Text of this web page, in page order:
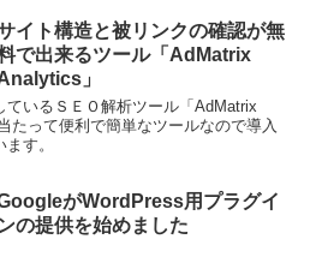
イト構造と被リンクの確認が無
で出来るツール「AdMatrix
」
ているＳＥＯ解析ツール「AdMatrix
たって便利で簡単なツールなので導入
す。
がWordPress用プラグイ
ンの提供を始めました